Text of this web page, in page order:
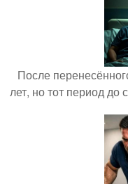
После
лет, но тот период до